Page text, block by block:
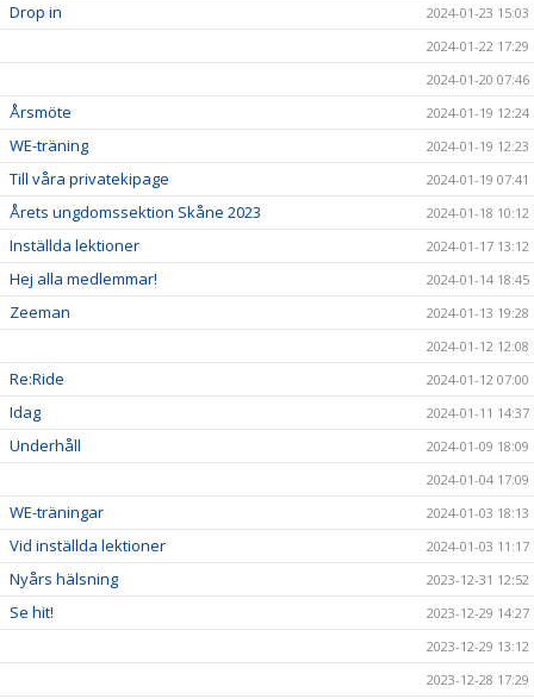
Drop in
2024-01-23 15:03
2024-01-22 17:29
2024-01-20 07:46
Årsmöte 2024-01-19 12:24
WE-träning 2024-01-19 12:23
Till våra privatekipage 2024-01-19 07:41
Årets ungdomssektion Skåne 2023 2024-01-18 10:12
Inställda lektioner 2024-01-17 13:12
Hej alla medlemmar! 2024-01-14 18:45
Zeeman
2024-01-13 19:28
2024-01-12 12:08
Re:Ride 2024-01-12 07:00
Idag 2024-01-11 14:37
Underhåll
2024-01-09 18:09
2024-01-04 17:09
WE-träningar 2024-01-03 18:13
Vid inställda lektioner 2024-01-03 11:17
Nyårs hälsning 2023-12-31 12:52
Se hit!
2023-12-29 14:27
2023-12-29 13:12
2023-12-28 17:29